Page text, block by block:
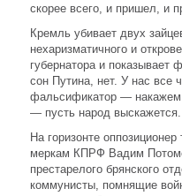
скорее всего, и пришел, и
Кремль убивает двух
нехаризматичного и
губернатора и
сон Путина, нет. У нас все
фальсификатор — накажем.
— пусть народ
На горизонте
меркам КПРФ Вадим
престарелого брянского
коммунисты, помнящие